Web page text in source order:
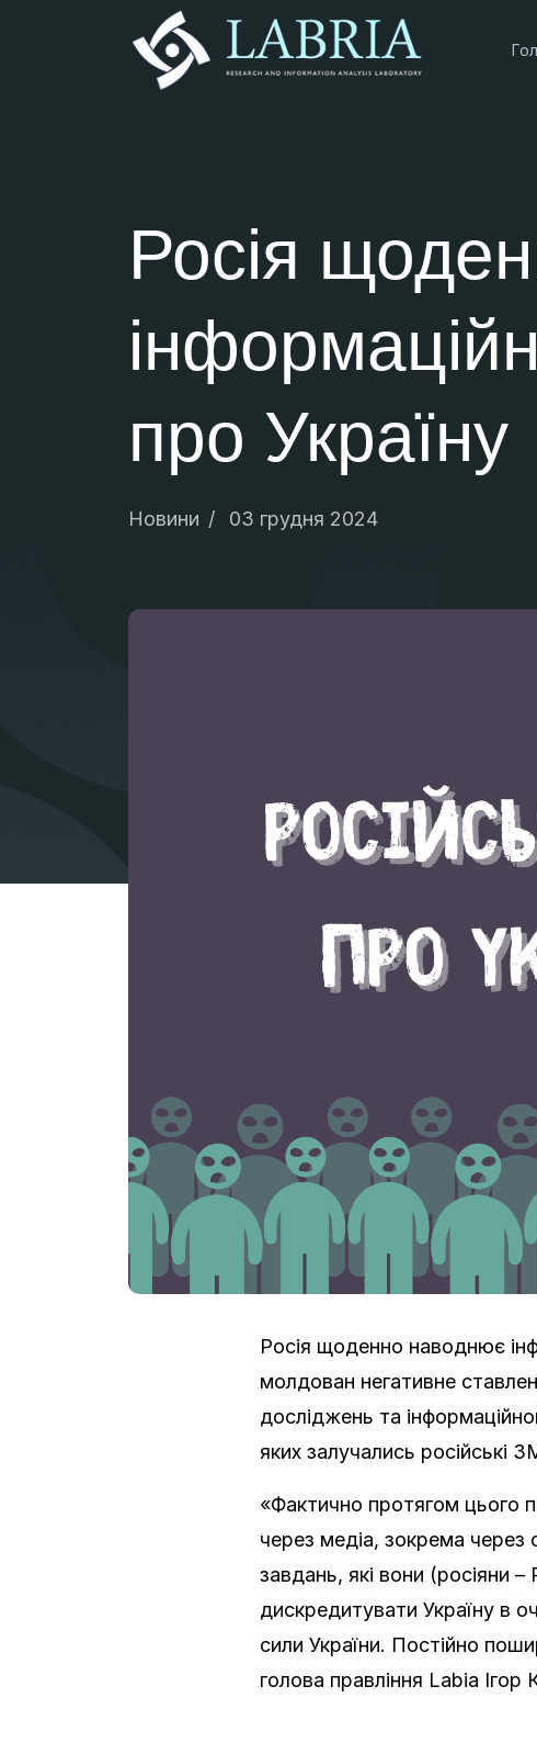
Росія
про Україну
Новини 03 грудня 2024
Росія щоденно наводнює
молдован негативне
досліджень та
яких залучались російські
«Фактично протягом цього
через медіа, зокрема через
завдань, які вони (росіяни
дискредитувати Україну в
сили України. Постійно
голова правління Labia Ігор